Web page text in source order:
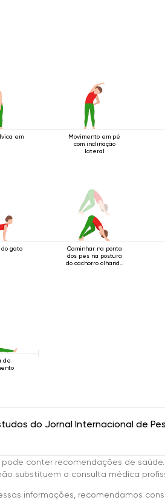
em
Movimento em pé
com inclinação
lateral
do gato
Caminhar na ponta
dos pés na postura
do cachorro olhando
de
do Jornal Internacional de
conter recomendações de
substituem a consulta médica
informações, recomendamos